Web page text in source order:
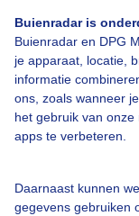
Buienradar is
Buienradar en DPG
je apparaat, locatie,
informatie
ons, zoals wanneer
het gebruik van
apps te verbeteren.
Daarnaast kunnen
gegevens gebruiken
Bekijk slideshow